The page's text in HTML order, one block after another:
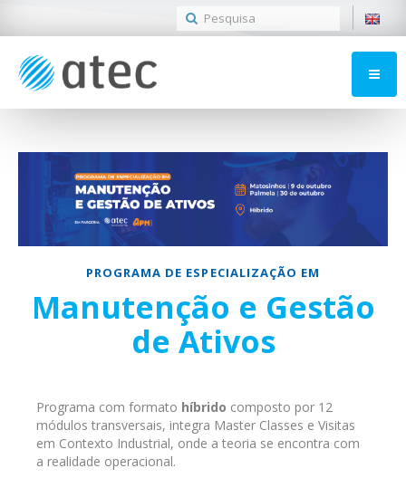
PROGRAMA DE ESPECIALIZAÇÃO EM
Manutenção e Gestão
de Ativos
Programa com formato híbrido composto por 12
módulos transversais, integra Master Classes e Visitas
em Contexto Industrial, onde a teoria se encontra com
a realidade operacional.